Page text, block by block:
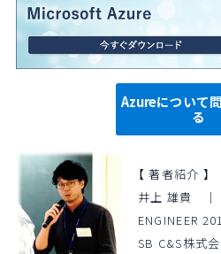
Azureについて
る
【 著者紹介 】
井上 雄貴
ENGINEER
SB C&S株式